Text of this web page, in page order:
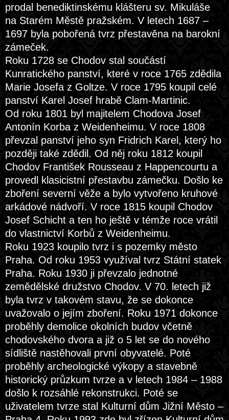
prodal benediktinskému klášteru sv. Mikuláše
na Starém Městě pražském. V letech 1687 –
1697 byla pobořená tvrz přestavěna na barokní
zámeček.
Roku 1728 se Chodov stal součástí
Kunratického panství, které v roce 1765 zdědila
Marie Josefa z Goltze. V roce 1795 koupil celé
panství Karel Josef hrabě Clam-Martinic.
Od roku 1801 byl majitelem Chodova Josef
Antonín Korba z Weidenheimu. V roce 1808
převzal panství jeho syn Fridrich Karel, který ho
později také zdědil. Od něj roku 1812 koupil
Chodov František Rousseau z Happencourtu a
provedl klasicistní přestavbu zámečku. Došlo ke
zboření severní věže a bylo vytvořeno kruhové
arkádové nádvoří. V roce 1815 koupil Chodov
Josef Schicht a ten ho ještě v témže roce vrátil
do vlastnictví Korbů z Weidenheimu.
Roku 1923 koupilo tvrz i s pozemky město
Praha. Od roku 1953 využíval tvrz Státní statek
Praha. Roku 1930 ji převzalo jednotné
zemědělské družstvo Chodov. V 70. letech již
byla tvrz v takovém stavu, že se dokonce
uvažovalo o jejím zboření. Roku 1971 dokonce
proběhly demolice okolních budov včetně
chodovského dvora a již o 5 let se do nového
sídliště nastěhovali první obyvatelé. Poté
proběhly archeologické výkopy a stavebně
historický průzkum tvrze a v letech 1984 – 1988
došlo k rozsáhlé rekonstrukci. Poté se
uživatelem tvrze stal Kulturní dům Jižní Město –